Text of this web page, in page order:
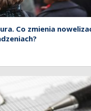
Co zmienia